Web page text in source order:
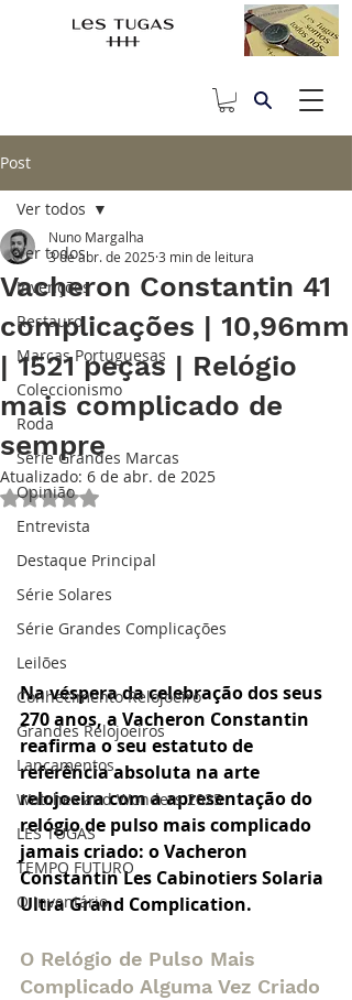
Post
Ver todos
Invenções
Restauro
Marcas Portuguesas
Coleccionismo
Roda
Série Grandes Marcas
Opinião
Entrevista
Destaque Principal
Série Solares
Série Grandes Complicações
Leilões
Conhecimento Relojoeiro
Grandes Relojoeiros
Lançamentos
Watches and Wonders 2025
LES TUGAS
TEMPO FUTURO
O Inventário
Ver todos
Vacheron Constantin 41
complicações | 10,96mm
| 1521 peças | Relógio
mais complicado de
sempre
Nuno Margalha
3 de abr. de 2025 3 min de leitura
Atualizado: 6 de abr. de 2025
Avaliado com NaN de 5 estrelas.
Na véspera da celebração dos seus
270 anos, a Vacheron Constantin
reafirma o seu estatuto de
referência absoluta na arte
relojoeira com a apresentação do
relógio de pulso mais complicado
jamais criado: o Vacheron
Constantin Les Cabinotiers Solaria
Ultra Grand Complication.
O Relógio de Pulso Mais
Complicado Alguma Vez Criado